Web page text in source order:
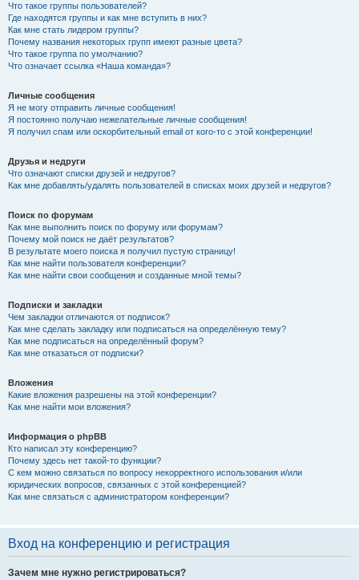
Что такое группы пользователей?
Где находятся группы и как мне вступить в них?
Как мне стать лидером группы?
Почему названия некоторых групп имеют разные цвета?
Что такое группа по умолчанию?
Что означает ссылка «Наша команда»?
Личные сообщения
Я не могу отправить личные сообщения!
Я постоянно получаю нежелательные личные сообщения!
Я получил спам или оскорбительный email от кого-то с этой конференции!
Друзья и недруги
Что означают списки друзей и недругов?
Как мне добавлять/удалять пользователей в списках моих друзей и недругов?
Поиск по форумам
Как мне выполнить поиск по форуму или форумам?
Почему мой поиск не даёт результатов?
В результате моего поиска я получил пустую страницу!
Как мне найти пользователя конференции?
Как мне найти свои сообщения и созданные мной темы?
Подписки и закладки
Чем закладки отличаются от подписок?
Как мне сделать закладку или подписаться на определённую тему?
Как мне подписаться на определённый форум?
Как мне отказаться от подписки?
Вложения
Какие вложения разрешены на этой конференции?
Как мне найти мои вложения?
Информация о phpBB
Кто написал эту конференцию?
Почему здесь нет такой-то функции?
С кем можно связаться по вопросу некорректного использования и/или
юридических вопросов, связанных с этой конференцией?
Как мне связаться с администратором конференции?
Вход на конференцию и регистрация
Зачем мне нужно регистрироваться?